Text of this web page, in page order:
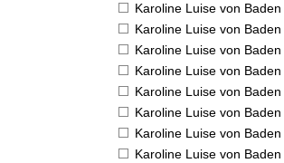
Karoline Luise von
Karoline Luise von
Karoline Luise von
Karoline Luise von
Karoline Luise von
Karoline Luise von
Karoline Luise von
Karoline Luise von